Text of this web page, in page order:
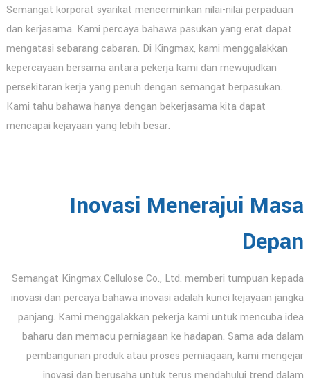
Semangat korporat syarikat mencerminkan nilai-nilai perpaduan
dan kerjasama. Kami percaya bahawa pasukan yang erat dapat
mengatasi sebarang cabaran. Di Kingmax, kami menggalakkan
kepercayaan bersama antara pekerja kami dan mewujudkan
persekitaran kerja yang penuh dengan semangat berpasukan.
Kami tahu bahawa hanya dengan bekerjasama kita dapat
mencapai kejayaan yang lebih besar.
Inovasi Menerajui Masa
Depan
Semangat Kingmax Cellulose Co., Ltd. memberi tumpuan kepada
inovasi dan percaya bahawa inovasi adalah kunci kejayaan jangka
panjang. Kami menggalakkan pekerja kami untuk mencuba idea
baharu dan memacu perniagaan ke hadapan. Sama ada dalam
pembangunan produk atau proses perniagaan, kami mengejar
inovasi dan berusaha untuk terus mendahului trend dalam